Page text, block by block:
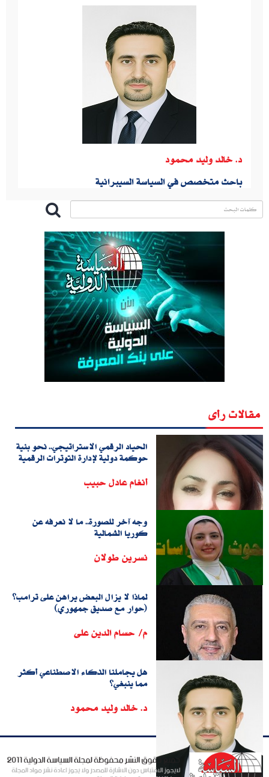
د. خالد وليد محمود
باحث متخصص في السياسة السيبرانية
مقالات رأى
الحياد الرقمي الاستراتيجي.. نحو بنية
حوكمة دولية لإدارة التوترات الرقمية
أنغام عادل حبيب
وجه آخر للصورة.. ما لا نعرفه عن
كوريا الشمالية
نسرين طولان
لماذا لا يزال البعض يراهن على ترامب؟
(حوار مع صديق جمهوري)
م/ حسام الدين على
هل يجاملنا الذكاء الاصطناعي أكثر
مما ينبغي؟
د. خالد وليد محمود